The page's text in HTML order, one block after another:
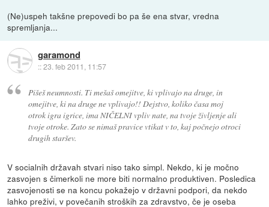
(Ne)uspeh takšne prepovedi bo pa še ena stvar, vredna
spremljanja...
garamond
::23. feb 2011, 11:57
Pišeš neumnosti. Ti mešaš omejitve, ki vplivajo na druge, in
omejitve, ki na druge ne vplivajo!! Dejstvo, koliko časa moj
otrok igra igrice, ima NIČELNI vpliv nate, na tvoje življenje ali
tvoje otroke. Zato se nimaš pravice vtikat v to, kaj počnejo otroci
drugih staršev.
V socialnih državah stvari niso tako simpl. Nekdo, ki je močno
zasvojen s čimerkoli ne more biti normalno produktiven. Posledica
zasvojenosti se na koncu pokažejo v državni podpori, da nekdo
lahko preživi, v povečanih stroških za zdravstvo, če je oseba